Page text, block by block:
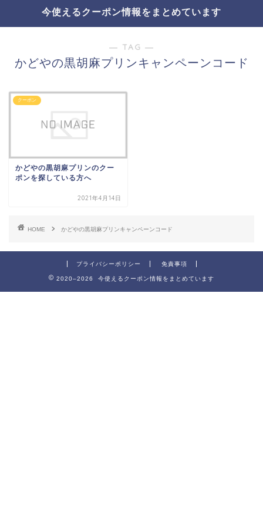
今使えるクーポン情報をまとめています
― TAG ―
かどやの黒胡麻プリンキャンペーンコード
クーポン
かどやの黒胡麻プリンのクー
ポンを探している方へ
2021年4月14日
HOME かどやの黒胡麻プリンキャンペーンコード
プライバシーポリシー 免責事項
2020–2026 今使えるクーポン情報をまとめています